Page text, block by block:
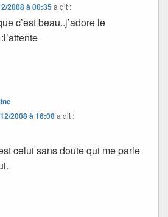
2008 à 00:35 a dit :
c’est beau..j’adore le
2008 à 16:08a dit :
celui sans doute qui me parle